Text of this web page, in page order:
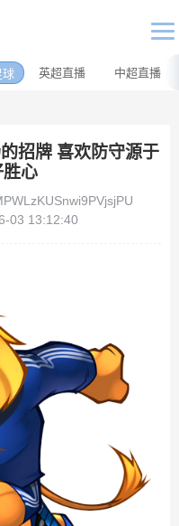
球 英超直播 中超直播
招牌 喜欢防守源于
心
03 13:12:40